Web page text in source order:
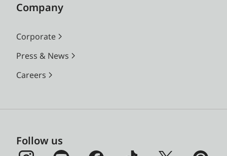
Company
Corporate
Press & News
Careers
Follow us